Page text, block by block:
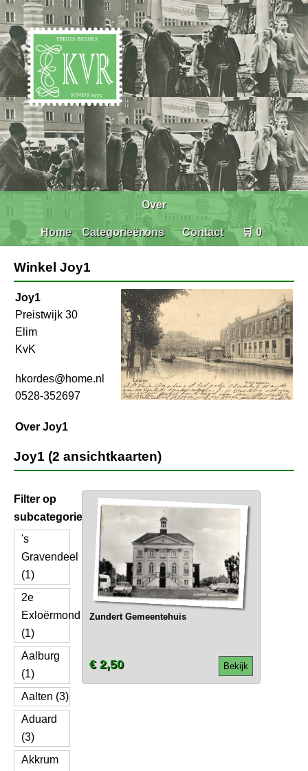
Home Categorieën
Over
ons Contact 🛒 0
Winkel Joy1
Joy1
Preistwijk 30
Elim
KvK
hkordes@home.nl
0528-352697
Over Joy1
Joy1 (2 ansichtkaarten)
Filter op
subcategorie
's
Gravendeel
(1)
2e
Exloërmond
(1)
Aalburg
(1)
Aalten (3)
Aduard
(3)
Akkrum
Zundert Gemeentehuis
Bekijk
€ 2,50